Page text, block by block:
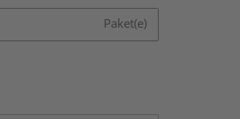
Paket(e)